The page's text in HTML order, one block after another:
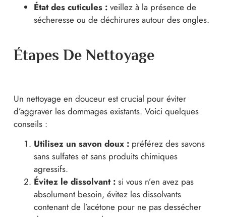
État des cuticules : veillez à la présence de
sécheresse ou de déchirures autour des ongles.
Étapes De Nettoyage
Un nettoyage en douceur est crucial pour éviter
d’aggraver les dommages existants. Voici quelques
conseils :
Utilisez un savon doux : préférez des savons
sans sulfates et sans produits chimiques
agressifs.
Évitez le dissolvant : si vous n’en avez pas
absolument besoin, évitez les dissolvants
contenant de l’acétone pour ne pas dessécher